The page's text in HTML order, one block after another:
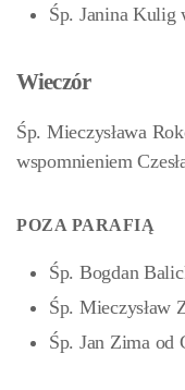
Śp. Janina Kulig
Wieczór
Śp. Mieczysława
wspomnieniem
POZA PARAFIĄ
Śp. Bogdan
Śp. Mieczysław
Śp. Jan Zima od